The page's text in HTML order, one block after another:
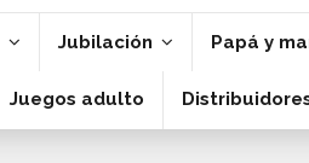
Jubilación Papá y
Juegos adulto